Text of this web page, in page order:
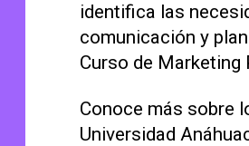
identifica las
comunicación y
Curso de Marketing
Conoce más sobre
Universidad